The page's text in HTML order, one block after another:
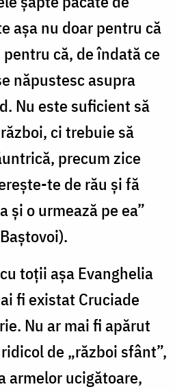
așa nu doar pentru că
că, de îndată ce
năpustesc asupra
Nu este suficient să
ci trebuie să
precum zice
te de rău și fă
și o urmează pe ea”
toții așa Evanghelia
fi existat Cruciade
Nu ar mai fi apărut
de „război sfânt”,
armelor ucigătoare,